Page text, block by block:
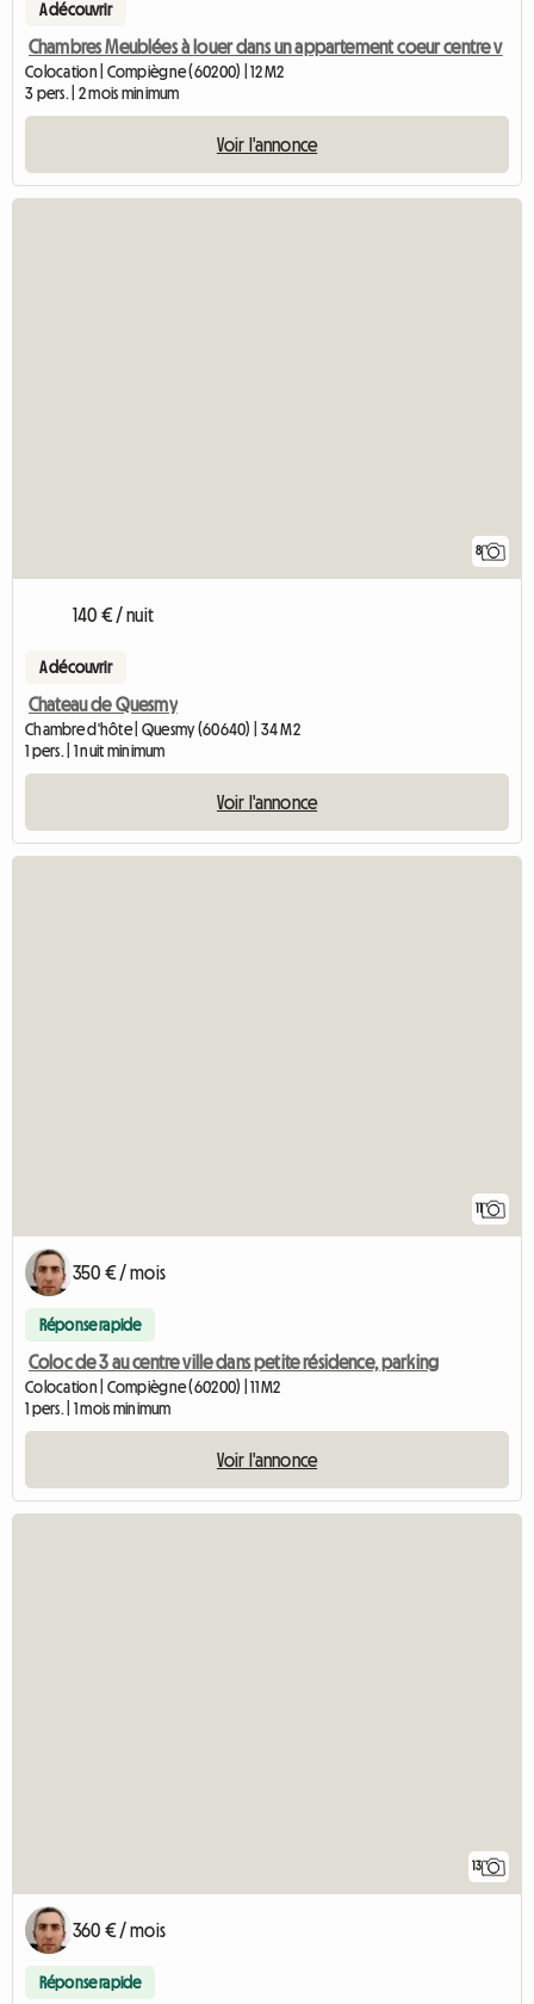
A découvrir
Chambres Meublées à louer dans un appartement coeur centre v
Colocation | Compiègne (60200) | 12 M2
3 pers. | 2 mois minimum
Voir l'annonce
8
140 € / nuit
A découvrir
Chateau de Quesmy
Chambre d'hôte | Quesmy (60640) | 34 M2
1 pers. | 1 nuit minimum
Voir l'annonce
350 € / mois
Réponse rapide
Coloc de 3 au centre ville dans petite résidence, parking
Colocation | Compiègne (60200) | 11 M2
1 pers. | 1 mois minimum
Voir l'annonce
13
360 € / mois
Réponse rapide